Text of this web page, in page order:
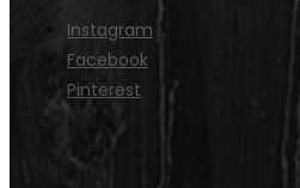
Instagram
Facebook
Pinterest